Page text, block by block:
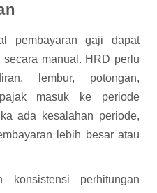
pembayaran gaji dapat
manual. HRD perlu
lembur, potongan,
masuk ke periode
ada kesalahan periode,
lebih besar atau
konsistensi perhitungan